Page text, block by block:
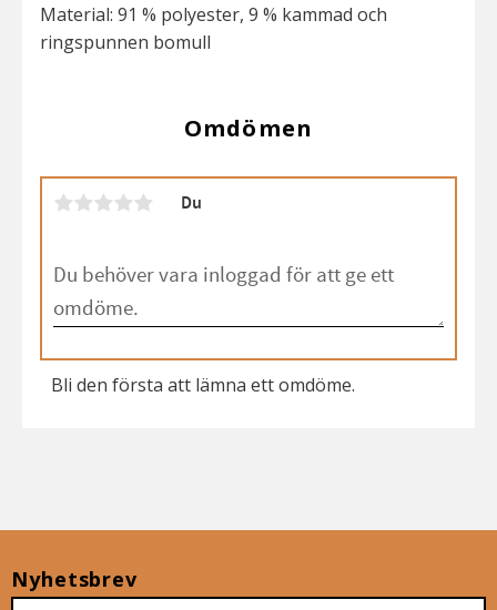
Material: 91 % polyester, 9 % kammad och
ringspunnen bomull
Omdömen
Du
Bli den första att lämna ett omdöme.
Nyhetsbrev